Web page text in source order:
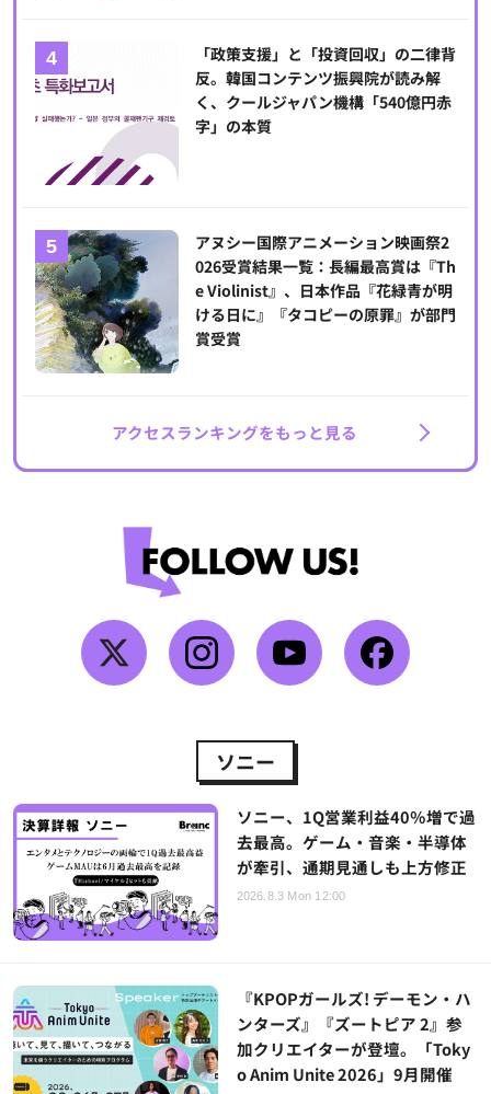
「政策支援」と「投資回収」の二律背
反。韓国コンテンツ振興院が読み解
く、クールジャパン機構「540億円赤
字」の本質
アヌシー国際アニメーション映画祭2
026受賞結果一覧：長編最高賞は『Th
e Violinist』、日本作品『花緑青が明
ける日に』『タコピーの原罪』が部門
賞受賞
アクセスランキングをもっと見る
ソニー
ソニー、1Q営業利益40％増で過
去最高。ゲーム・音楽・半導体
が牽引、通期見通しも上方修正
2026.8.3 Mon 12:00
『KPOPガールズ! デーモン・ハ
ンターズ』『ズートピア 2』参
加クリエイターが登壇。「Toky
o Anim Unite 2026」9月開催